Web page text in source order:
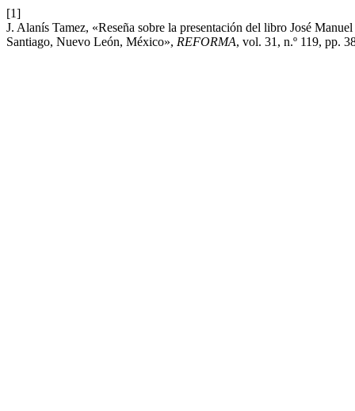
[1]
J. Alanís Tamez, «Reseña sobre la presentación del libro José
Santiago, Nuevo León, México», REFORMA, vol. 31, n.º 119, pp.